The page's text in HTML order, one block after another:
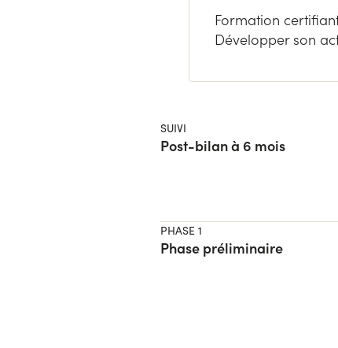
Formation
Développer son
SUIVI
Post-bilan à 6 mois
PHASE 1
Phase préliminaire